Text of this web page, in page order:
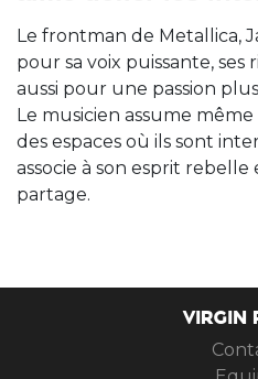
Le frontman de Metallica,
pour sa voix puissante, ses
aussi pour une passion
Le musicien assume
des espaces où ils sont
associe à son esprit
partage.
VIRGIN